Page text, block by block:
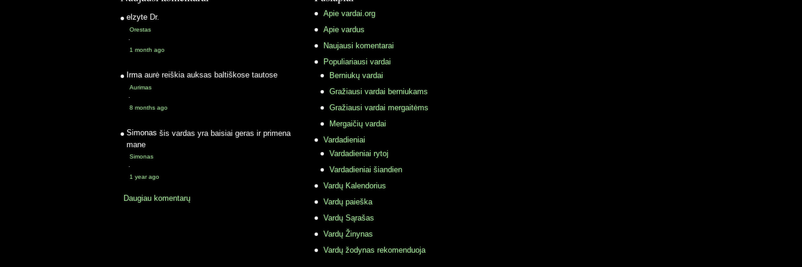
elzyte Dr.
Orestas
·
1 month ago
Irma aurė reiškia auksas baltiškose tautose
Aurimas
·
8 months ago
Simonas šis vardas yra baisiai geras ir primena
mane
Simonas
·
1 year ago
Daugiau komentarų
Apie vardai.org
Apie vardus
Naujausi komentarai
Populiariausi vardai
Berniukų vardai
Gražiausi vardai berniukams
Gražiausi vardai mergaitėms
Mergaičių vardai
Vardadieniai
Vardadieniai rytoj
Vardadieniai šiandien
Vardų Kalendorius
Vardų paieška
Vardų Sąrašas
Vardų Žinynas
Vardų žodynas rekomenduoja